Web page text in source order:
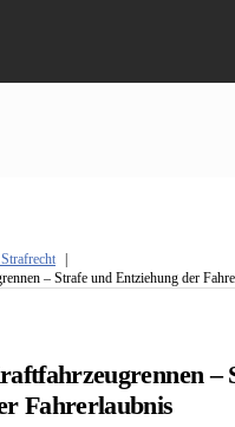
– Strafe und Entziehung der
–
Fahrerlaubnis